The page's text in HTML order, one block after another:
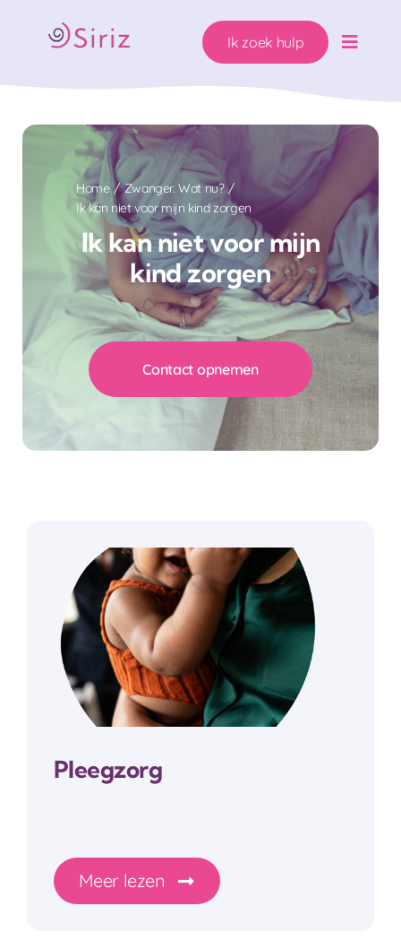
inhoud
Toggle
Zwanger. Wat nu?
Wie helpen wij?
Over Siriz
Help mee
Ik zoek hulp
Home
Zwanger. Wat nu?
Ik kan niet voor mijn kind zorgen
Ik kan niet voor mijn
kind zorgen
Contact opnemen
Pleegzorg
Meer lezen